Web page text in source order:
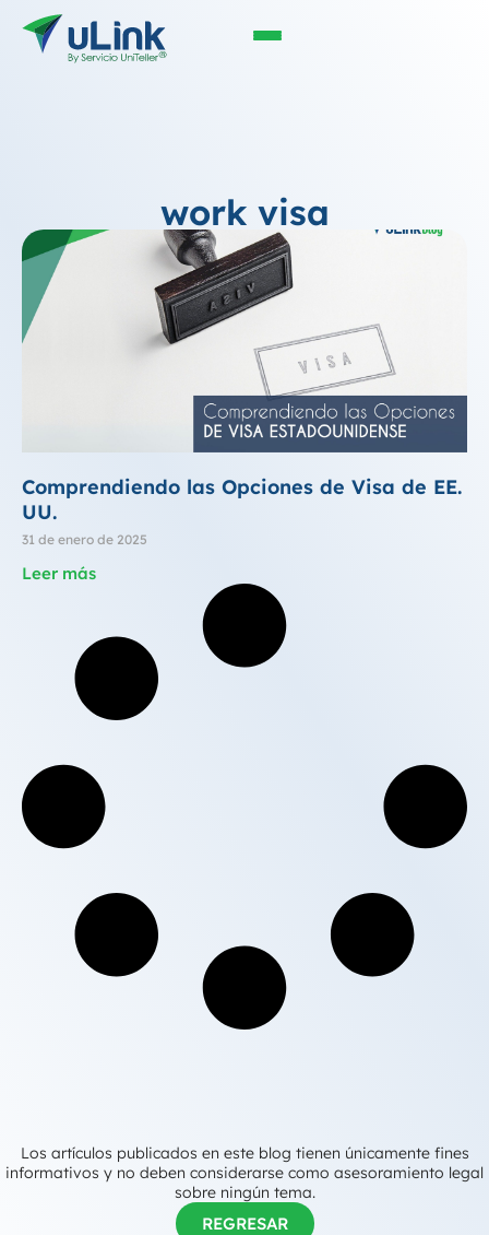
work visa
Comprendiendo las Opciones de Visa de EE.
UU.
31 de enero de 2025
Leer más
Los artículos publicados en este blog tienen únicamente fines
informativos y no deben considerarse como asesoramiento legal
sobre ningún tema.
REGRESAR